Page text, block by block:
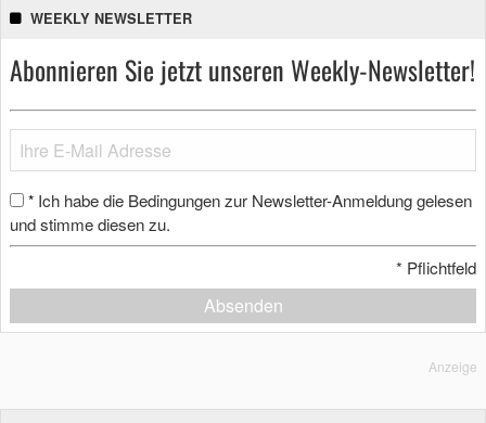
WEEKLY NEWSLETTER
Abonnieren Sie jetzt unseren Weekly-Newsletter!
* Ich habe die Bedingungen zur Newsletter-Anmeldung gelesen
und stimme diesen zu.
* Pflichtfeld
Absenden
Anzeige